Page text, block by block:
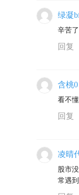
绿凝
辛苦
回复
含桃0
看不
回复
凌晴
股市
常遇